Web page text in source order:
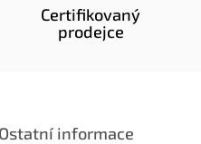
Certifikovaný
prodejce
Ostatní informace